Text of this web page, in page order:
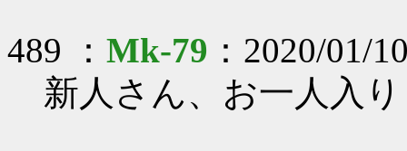
489 ： Mk-79 ：2020/01/
新人さん、お一人入